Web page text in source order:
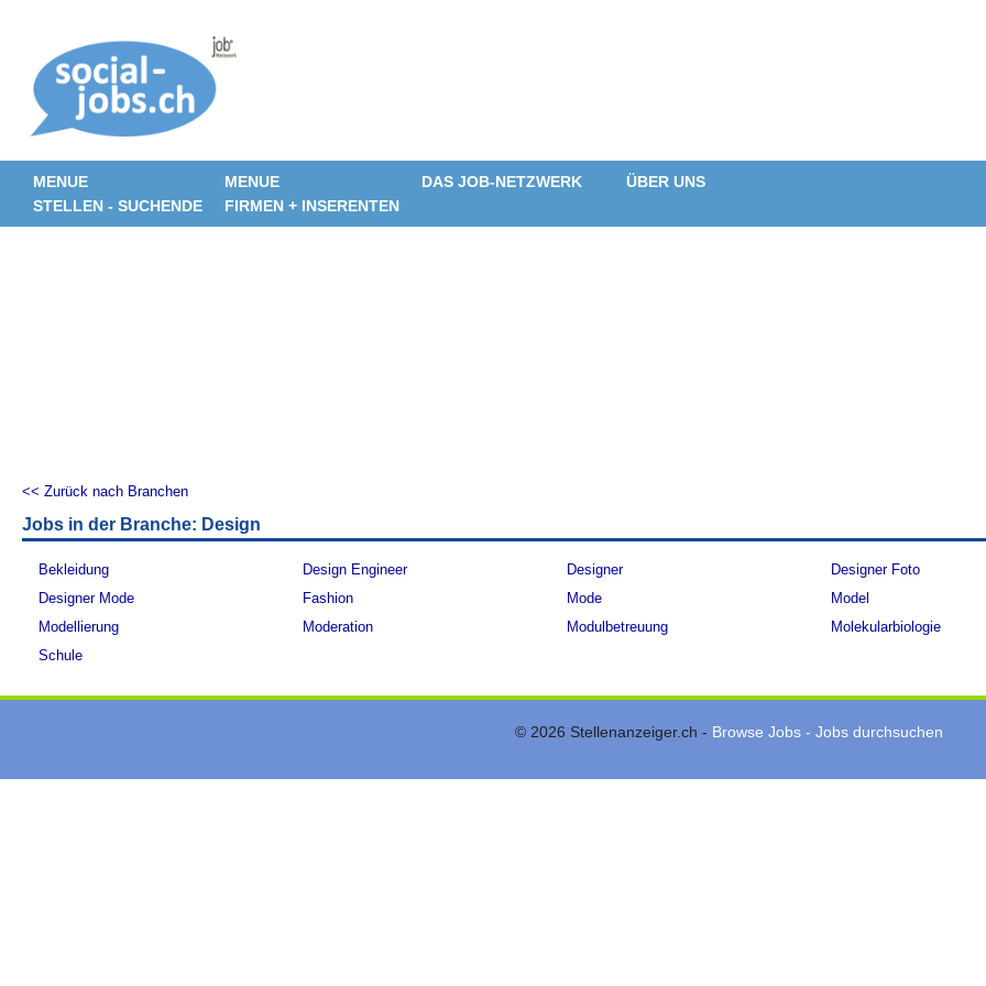
MENUE
STELLEN - SUCHENDE
MENUE
FIRMEN + INSERENTEN
DAS JOB-NETZWERK ÜBER UNS
<< Zurück nach Branchen
Jobs in der Branche: Design
Bekleidung Design Engineer Designer
Designer Foto
Designer Mode
Fashion Mode
Model
Modellierung
Moderation Modulbetreuung
Molekularbiologie
Schule
© 2026 Stellenanzeiger.ch - Browse Jobs - Jobs durchsuchen